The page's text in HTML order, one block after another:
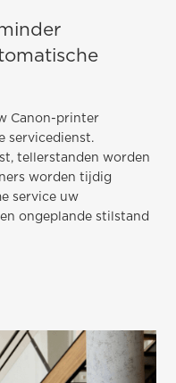
Canon-printer
servicedienst.
tellerstanden worden
worden tijdig
service uw
ongeplande stilstand